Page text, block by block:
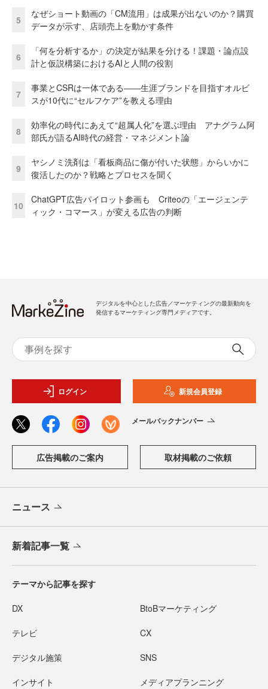
5
なぜショート動画の「CM流用」は成果が出ないのか？購買
データが示す、店頭売上を動かす条件
6
「何を分析するか」の決定が結果を分ける！課題・論点設
計と仮説構築におけるAIと人間の役割
7
事業とCSRは一体である――生涯ブランドを目指すオルビ
スが10代に“セルフケア”を教える理由
8
効率化の時代にあえて“超属人化”を選ぶ理由 アナグラム阿
部氏が語るAI時代の経営・マネジメント論
9
ヤシノミ洗剤は「看板商品に傷が付いた状態」からいかに
復活したのか？戦略とプロセスを聞く
10
ChatGPT広告パイロット参画も Criteoの「エージェンテ
ィック・コマース」が変える広告の判断
デジタルを中心とした広告／マーケティングの最新動向を
発信するマーケティング専門メディアです。
ログイン 新規会員登録
メールバックナンバー
広告掲載のご案内 取材掲載のご依頼
ニュース
新着記事一覧
テーマから記事を探す
DX BtoBマーケティング
テレビ CX
デジタル施策 SNS
インサイト メディアプランニング